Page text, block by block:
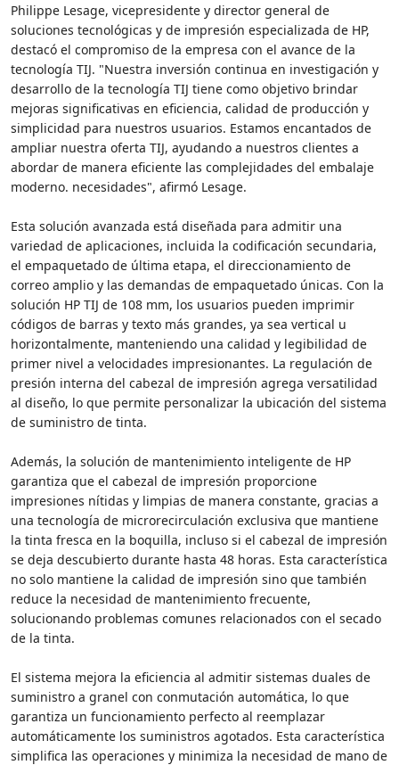
Philippe Lesage, vicepresidente y director general de
soluciones tecnológicas y de impresión especializada de HP,
destacó el compromiso de la empresa con el avance de la
tecnología TIJ. "Nuestra inversión continua en investigación y
desarrollo de la tecnología TIJ tiene como objetivo brindar
mejoras significativas en eficiencia, calidad de producción y
simplicidad para nuestros usuarios. Estamos encantados de
ampliar nuestra oferta TIJ, ayudando a nuestros clientes a
abordar de manera eficiente las complejidades del embalaje
moderno. necesidades", afirmó Lesage.
Esta solución avanzada está diseñada para admitir una
variedad de aplicaciones, incluida la codificación secundaria,
el empaquetado de última etapa, el direccionamiento de
correo amplio y las demandas de empaquetado únicas. Con la
solución HP TIJ de 108 mm, los usuarios pueden imprimir
códigos de barras y texto más grandes, ya sea vertical u
horizontalmente, manteniendo una calidad y legibilidad de
primer nivel a velocidades impresionantes. La regulación de
presión interna del cabezal de impresión agrega versatilidad
al diseño, lo que permite personalizar la ubicación del sistema
de suministro de tinta.
Además, la solución de mantenimiento inteligente de HP
garantiza que el cabezal de impresión proporcione
impresiones nítidas y limpias de manera constante, gracias a
una tecnología de microrecirculación exclusiva que mantiene
la tinta fresca en la boquilla, incluso si el cabezal de impresión
se deja descubierto durante hasta 48 horas. Esta característica
no solo mantiene la calidad de impresión sino que también
reduce la necesidad de mantenimiento frecuente,
solucionando problemas comunes relacionados con el secado
de la tinta.
El sistema mejora la eficiencia al admitir sistemas duales de
suministro a granel con conmutación automática, lo que
garantiza un funcionamiento perfecto al reemplazar
automáticamente los suministros agotados. Esta característica
simplifica las operaciones y minimiza la necesidad de mano de